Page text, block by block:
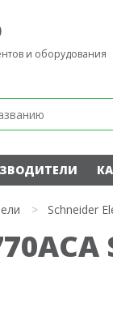
и оборудования
> Schneider